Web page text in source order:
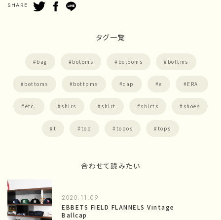
SHARE
タグ一覧
bag botoms botooms bottms
bottoms bottpms cap e ERA.
etc. shirs shirt shirts shoes
t top topos tops
合わせて読みたい
2020.11.09
EBBETS FIELD FLANNELS Vintage
Ballcap